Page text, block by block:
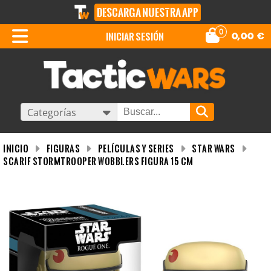
DESCARGA NUESTRA APP
0 0,00 €
iniciar sesión
Categorías
INICIO Figuras Películas y Series
Star Wars
Scarif Stormtrooper Wobblers Figura 15 CM